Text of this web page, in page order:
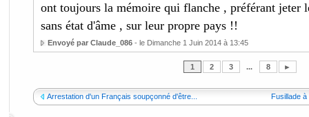
ont toujours la mémoire qui flanche , préférant jeter
sans état d'âme , sur leur propre pays !!
Envoyé par Claude_086- le Dimanche 1 Juin 2014 à 13:45
1 2 3 ... 8 ►
Arrestation d'un Français soupçonné d'être... Fusillade